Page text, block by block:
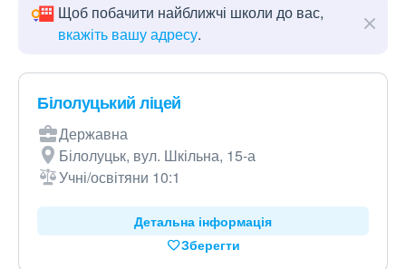
Щоб побачити найближчі школи до вас,
вкажіть вашу адресу.
Білолуцький ліцей
Державна
Білолуцьк, вул. Шкільна, 15-а
Учні/освітяни 10:1
Детальна інформація
Зберегти